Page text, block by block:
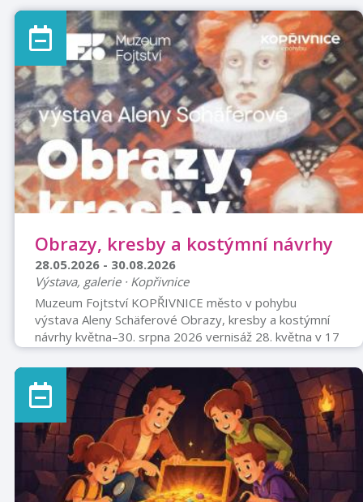
program: sobota 1. srpna: 9:30–18:00 neděle 2. srpna:
9:30–15:00 Vstupné: dospělí: 100 Kč děti: 50 Kč
Občerstvení bude zajištěno přímo na ploše letiště. Více
informací najdete na webu www.pakfm.cz. Akci
podporuje statutární město Frýdek-Místek.
Obrazy, kresby a kostýmní návrhy
28.05.2026 - 30.08.2026
Výstava, galerie · Kopřivnice
Muzeum Fojtství KOPŘIVNICE město v pohybu
výstava Aleny Schäferové Obrazy, kresby a kostýmní
návrhy května–30. srpna 2026 vernisáž 28. května v 17
hodin Muzeum Fojtství v Kopřivnici
www.muzeumfojtstvi.cz